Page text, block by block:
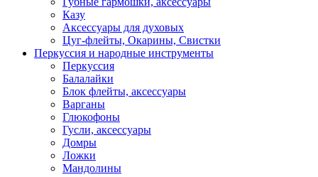
Казу
Аксессуары для духовых
Цуг-флейты, Окарины, Свистки
Перкуссия и народные инструменты
Перкуссия
Балалайки
Блок флейты, аксессуары
Варганы
Глюкофоны
Гусли, аксессуары
Домры
Ложки
Мандолины